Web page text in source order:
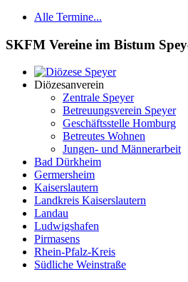
Alle Termine...
SKFM Vereine im Bistum
Diözesanverein
Zentrale Speyer
Betreuungsverein Speyer
Geschäftsstelle Homburg
Betreutes Wohnen
Jungen- und Männerarbeit
Bad Dürkheim
Germersheim
Kaiserslautern
Landkreis Kaiserslautern
Landau
Ludwigshafen
Pirmasens
Rhein-Pfalz-Kreis
Südliche Weinstraße